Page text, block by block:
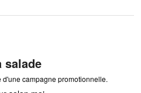
salade
campagne promotionnelle.